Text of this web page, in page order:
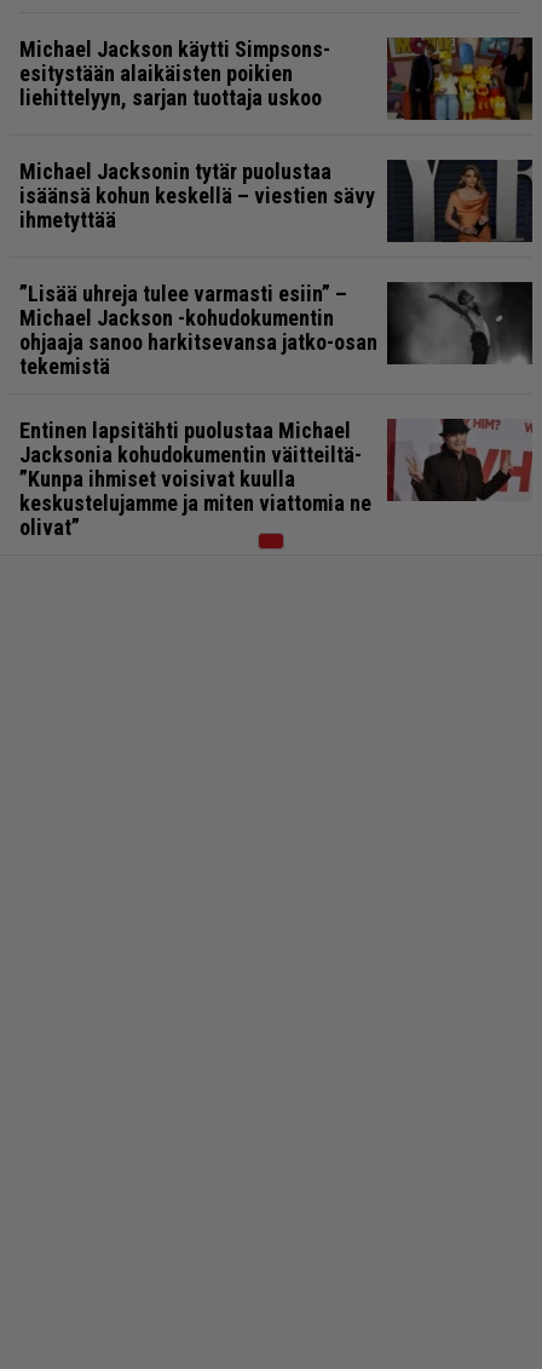
Michael Jackson käytti Simpsons-
esitystään alaikäisten poikien
liehittelyyn, sarjan tuottaja uskoo
Michael Jacksonin tytär puolustaa
isäänsä kohun keskellä – viestien sävy
ihmetyttää
”Lisää uhreja tulee varmasti esiin” –
Michael Jackson -kohudokumentin
ohjaaja sanoo harkitsevansa jatko-osan
tekemistä
Entinen lapsitähti puolustaa Michael
Jacksonia kohudokumentin väitteiltä-
”Kunpa ihmiset voisivat kuulla
keskustelujamme ja miten viattomia ne
olivat”